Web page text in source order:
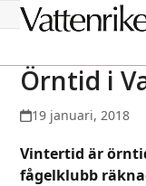
Open
menu
Close
menu
Örntid i
19 januari, 2018
Vintertid är
fågelklubb